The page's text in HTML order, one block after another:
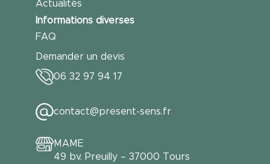
Actualités
Informations diverses
FAQ
Demander un devis
06 32 97 94 17
contact@present-sens.fr
MAME
49 bv. Preuilly – 37000 Tours